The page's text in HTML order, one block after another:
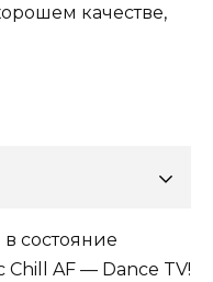
качестве,
в состояние
Chill AF — Dance TV!